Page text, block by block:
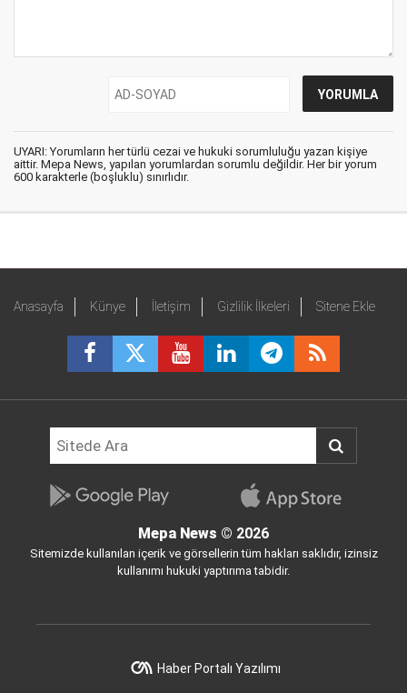
UYARI: Yorumların her türlü cezai ve hukuki sorumluluğu yazan kişiye
aittir. Mepa News, yapılan yorumlardan sorumlu değildir. Her bir yorum
600 karakterle (boşluklu) sınırlıdır.
Anasayfa Künye İletişim Gizlilik İlkeleri Sitene Ekle
Mepa News © 2026
Sitemizde kullanılan içerik ve görsellerin tüm hakları saklıdır, izinsiz
kullanımı hukuki yaptırıma tabidir.
Haber Portalı Yazılımı